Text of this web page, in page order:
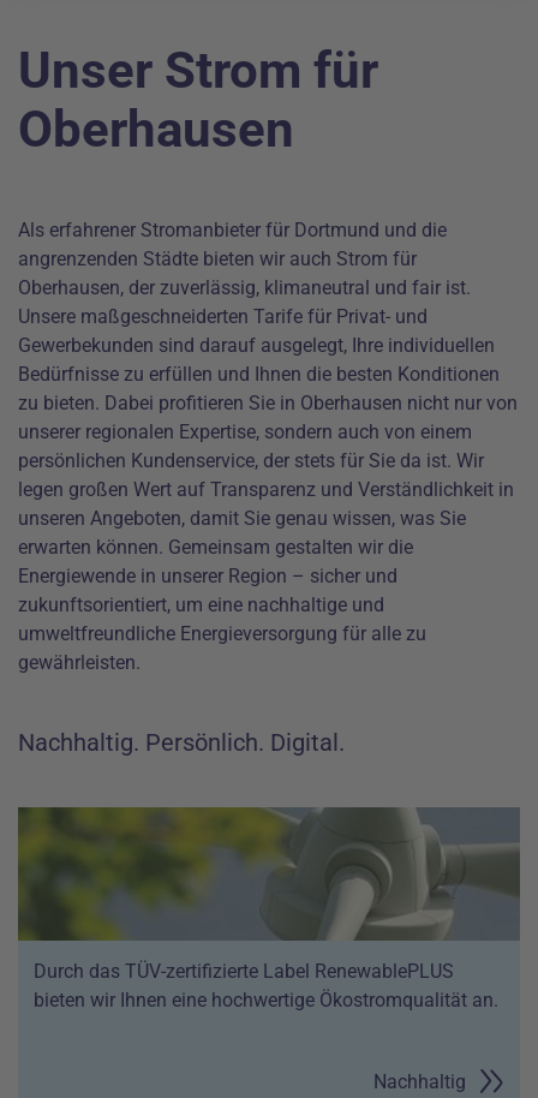
Unser Strom für
Oberhausen
Als erfahrener Stromanbieter für Dortmund und die
angrenzenden Städte bieten wir auch Strom für
Oberhausen, der zuverlässig, klimaneutral und fair ist.
Unsere maßgeschneiderten Tarife für Privat- und
Gewerbekunden sind darauf ausgelegt, Ihre individuellen
Bedürfnisse zu erfüllen und Ihnen die besten Konditionen
zu bieten. Dabei profitieren Sie in Oberhausen nicht nur von
unserer regionalen Expertise, sondern auch von einem
persönlichen Kundenservice, der stets für Sie da ist. Wir
legen großen Wert auf Transparenz und Verständlichkeit in
unseren Angeboten, damit Sie genau wissen, was Sie
erwarten können. Gemeinsam gestalten wir die
Energiewende in unserer Region – sicher und
zukunftsorientiert, um eine nachhaltige und
umweltfreundliche Energieversorgung für alle zu
gewährleisten.
Nachhaltig. Persönlich. Digital.
Durch das TÜV-zertifizierte Label RenewablePLUS
bieten wir Ihnen eine hochwertige Ökostromqualität an.
Nachhaltig